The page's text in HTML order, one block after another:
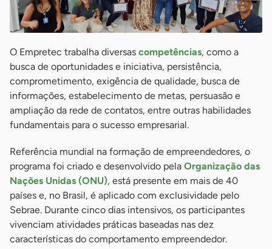
O Empretec trabalha diversas competências, como a
busca de oportunidades e iniciativa, persistência,
comprometimento, exigência de qualidade, busca de
informações, estabelecimento de metas, persuasão e
ampliação da rede de contatos, entre outras habilidades
fundamentais para o sucesso empresarial.
Referência mundial na formação de empreendedores, o
programa foi criado e desenvolvido pela Organização das
Nações Unidas (ONU), está presente em mais de 40
países e, no Brasil, é aplicado com exclusividade pelo
Sebrae. Durante cinco dias intensivos, os participantes
vivenciam atividades práticas baseadas nas dez
características do comportamento empreendedor.